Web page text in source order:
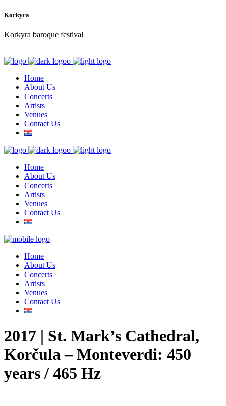
Korkyra
Korkyra baroque festival
Home
About Us
Concerts
Artists
Venues
Contact Us
Home
About Us
Concerts
Artists
Venues
Contact Us
Home
About Us
Concerts
Artists
Venues
Contact Us
2017 | St. Mark’s Cathedral,
Korčula – Monteverdi: 450
years / 465 Hz